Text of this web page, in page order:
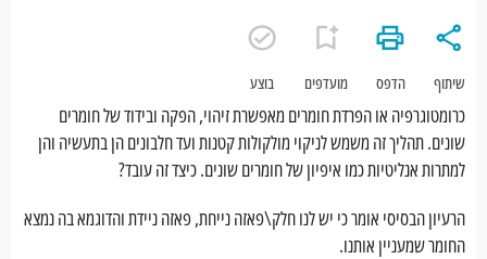
שיתוף הדפס מועדפים בוצע
כרומטוגרפיה או הפרדת חומרים מאפשרת זיהוי, הפקה ובידוד של חומרים
שונים. תהליך זה משמש לניקוי מולקולות קטנות ועד חלבונים הן בתעשיה והן
למתרות אנליטיות כמו איפיון של חומרים שונים. כיצד זה עובד?
הרעיון הבסיסי אומר כי יש לנו חלק\פאזה נייחת, פאזה ניידת והדוגמא בה נמצא
החומר שמעניין אותנו.